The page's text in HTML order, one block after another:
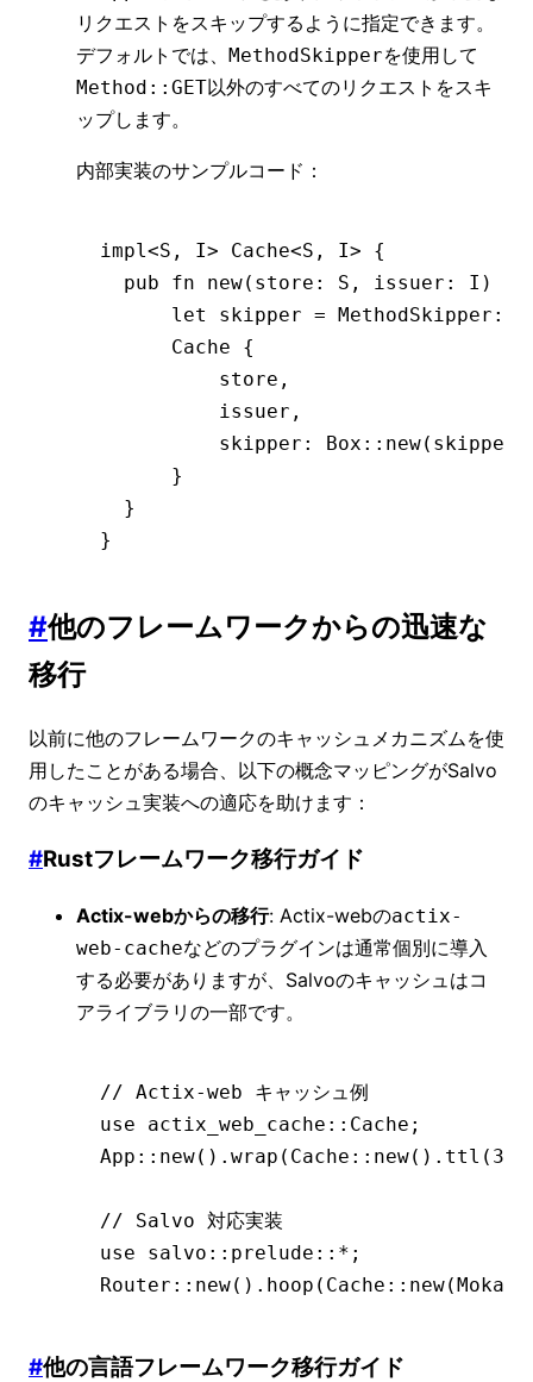
リクエストをスキップするように指定できます。
デフォルトでは、 MethodSkipperを使用して
Method::GET以外のすべてのリクエストをスキ
ップします。
内部実装のサンプルコード：
impl <S , I> Cache<S , I> {
  pub
fn new(store : S , issuer : I )
      let
skipper = MethodSkipper ::
      Cache
{
          store,
          issuer,
          skipper
: Box :: new
      }
  }
}
#他のフレームワークからの迅速な
移行
以前に他のフレームワークのキャッシュメカニズムを使
用したことがある場合、以下の概念マッピングがSalvo
のキャッシュ実装への適応を助けます：
#Rustフレームワーク移行ガイド
Actix-webからの移行: Actix-webのactix-
web-cacheなどのプラグインは通常個別に導入
する必要がありますが、Salvoのキャッシュはコ
アライブラリの一部です。
// Actix-web キャッシュ例
use actix_web_cache :: Cache ;
App :: new() . wrap (Cache :: new() . ttl ( 30
// Salvo 対応実装
use salvo :: prelude ::* ;
Router :: new() . hoop (Cache :: new
#他の言語フレームワーク移行ガイド